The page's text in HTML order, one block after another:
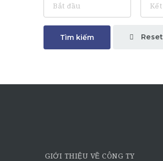
Tìm kiếm Reset
GIỚI THIỆU VỀ CÔNG TY